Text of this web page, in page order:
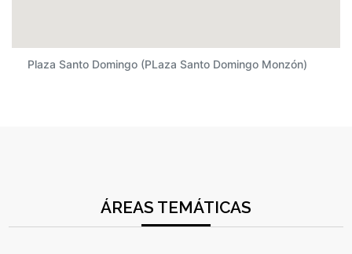
Plaza Santo Domingo (PLaza Santo Domingo Monzón)
ÁREAS TEMÁTICAS